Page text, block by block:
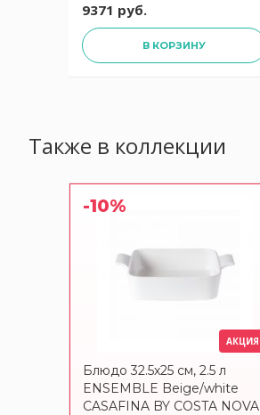
9371 руб.
В КОРЗИНУ
Также в коллекции
-10%
АКЦИЯ
Блюдо 32.5х25 см, 2.5 л
ENSEMBLE Beige/white
CASAFINA BY COSTA NOVA